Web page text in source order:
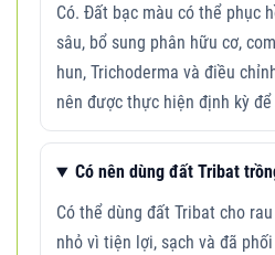
Có. Đất bạc màu có thể phục
sâu, bổ sung phân hữu cơ,
hun, Trichoderma và điều
nên được thực hiện định kỳ
Có nên dùng đất Tribat
Có thể dùng đất Tribat cho
nhỏ vì tiện lợi, sạch và đã